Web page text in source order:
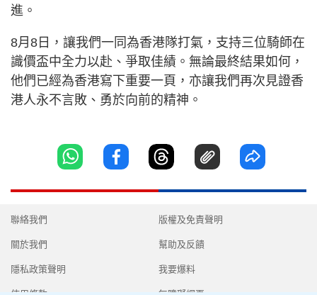
進。
8月8日，讓我們一同為香港隊打氣，支持三位騎師在
識價盃中全力以赴、爭取佳績。無論最終結果如何，
他們已經為香港寫下重要一頁，亦讓我們再次見證香
港人永不言敗、勇於向前的精神。
聯絡我們
關於我們
隱私政策聲明
版權及免責聲明
幫助及反饋
我要爆料